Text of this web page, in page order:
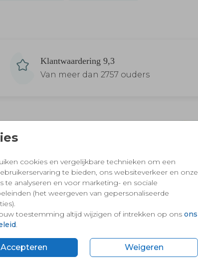
cookies en vergelijkbare technieken om een
te bieden, ons websiteverkeer en onze
te analyseren en voor marketing- en sociale
(het weergeven van gepersonaliseerde
toestemming altijd wijzigen of intrekken op ons ons
Accepteren Weigeren
Klantwaardering 9,3
Van meer dan 2757 ouders
winkelen en betalen
Onze service
Hoe werkt het